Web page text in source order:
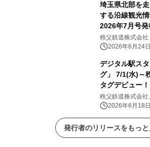
埼玉県北部を
する沿線観光
2026年7月号発
秩父鉄道株式会社
2026年6月24
デジタル駅ス
グ」 7/1(水)～
タグデビュー
レオエクスプ
秩父鉄道株式会
日本企画
2026年6月18
発行者のリリースをもっ